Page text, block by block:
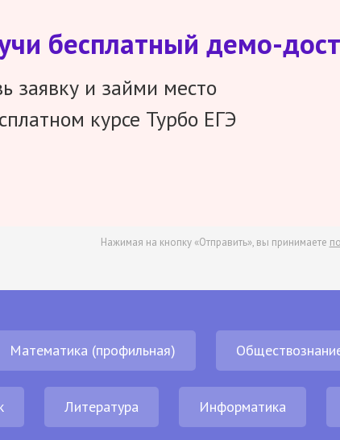
бесплатный демо-
заявку и займи место
курсе Турбо ЕГЭ
Нажимая на кнопку «Отправить», вы принимаете
Математика (профильная)
Литература Информатика